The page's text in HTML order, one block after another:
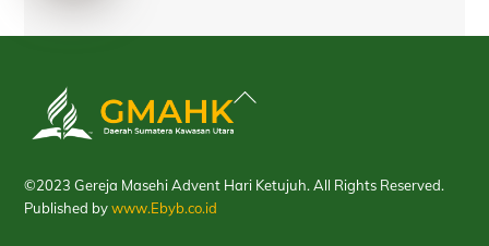
Back
©2023 Gereja Masehi Advent Hari Ketujuh. All Rights Reserved.
Published bywww.Ebyb.co.id